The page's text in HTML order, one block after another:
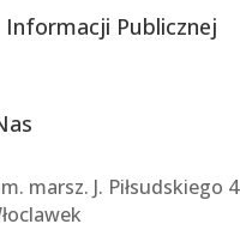
Informacji Publicznej
marsz. J. Piłsudskiego 4